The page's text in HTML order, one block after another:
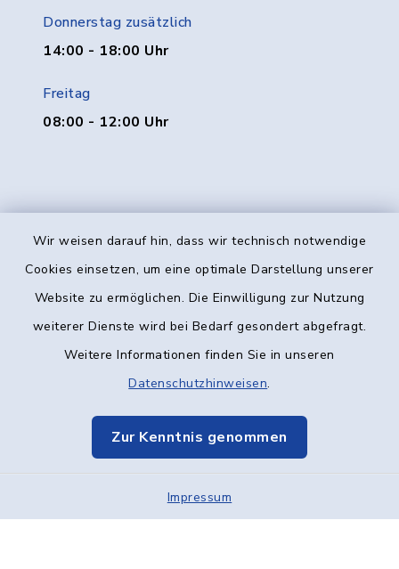
Wir weisen darauf hin, dass wir technisch notwendige
Cookies einsetzen, um eine optimale Darstellung unserer
Website zu ermöglichen. Die Einwilligung zur Nutzung
weiterer Dienste wird bei Bedarf gesondert abgefragt.
Weitere Informationen finden Sie in unseren
Datenschutzhinweisen.
Zur Kenntnis genommen
Impressum
Donnerstag zusätzlich
14:00 - 18:00 Uhr
Freitag
08:00 - 12:00 Uhr
Kontakt
Datenschutz
Elektronische Kommunikation
Sitemap